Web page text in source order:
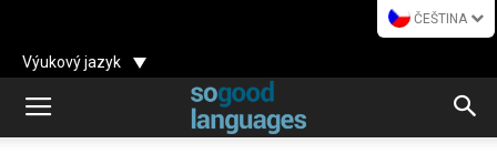
ČEŠTINA
Výukový jazyk